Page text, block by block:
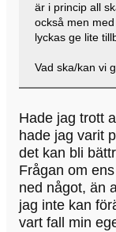
är i princip all
också men
lyckas ge lite
Vad ska/kan vi
Hade jag trott
hade jag varit
det kan bli
Frågan om
ned något, än
jag inte kan
vart fall min